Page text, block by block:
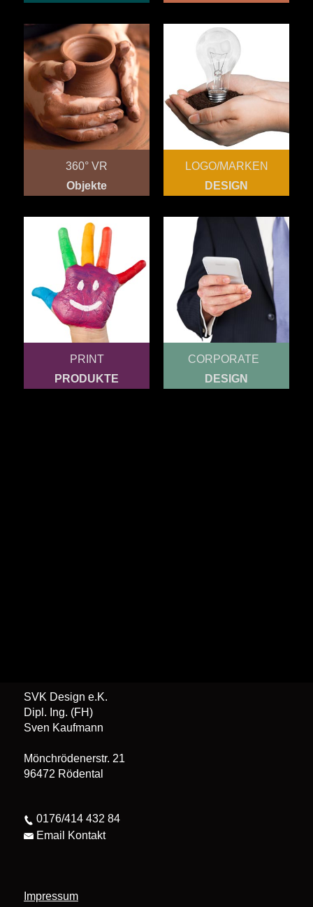
360° VR
Objekte
LOGO/MARKEN
DESIGN
PRINT
PRODUKTE
CORPORATE
DESIGN
SVK Design e.K.
Dipl. Ing. (FH)
Sven Kaufmann
Mönchrödenerstr. 21
96472 Rödental
0176/414 432 84
Email Kontakt
Impressum